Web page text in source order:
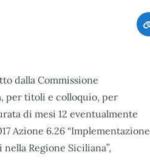
dalla Commissione
per titoli e colloquio, per
di mesi 12 eventualmente
Azione 6.26 “Implementazione
Regione Siciliana”,